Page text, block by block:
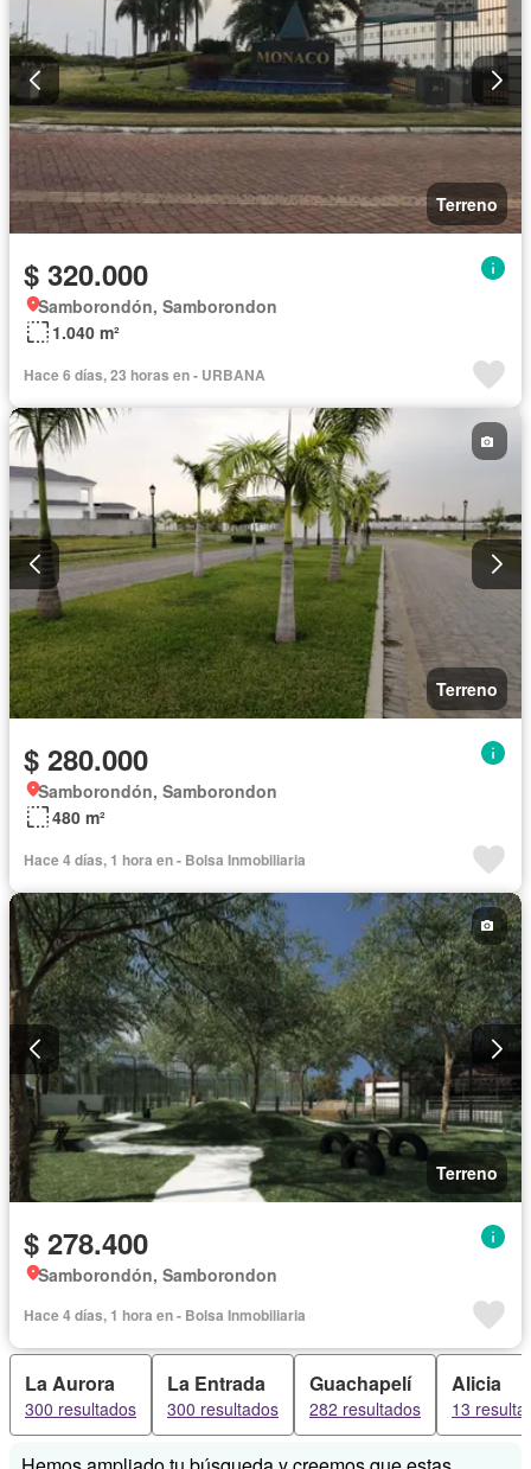
Terreno
$ 320.000
Samborondón, Samborondon
1.040 m²
Hace 6 días, 23 horas en - URBANA
Terreno
$ 280.000
Samborondón, Samborondon
480 m²
Hace 4 días, 1 hora en - Bolsa Inmobiliaria
Terreno
$ 278.400
Samborondón, Samborondon
Hace 4 días, 1 hora en - Bolsa Inmobiliaria
La Aurora
300 resultados
La Entrada
300 resultados
Guachapelí
282 resultados
Alicia
13